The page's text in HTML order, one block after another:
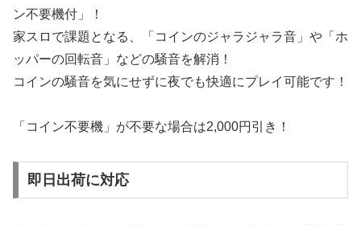
ン不要機付」！
家スロで課題となる、「コインのジャラジャラ音」や「ホ
ッパーの回転音」などの騒音を解消！
コインの騒音を気にせずに夜でも快適にプレイ可能です！
「コイン不要機」が不要な場合は2,000円引き！
即日出荷に対応